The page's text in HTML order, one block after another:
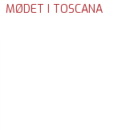
MØDET I TOSCANA